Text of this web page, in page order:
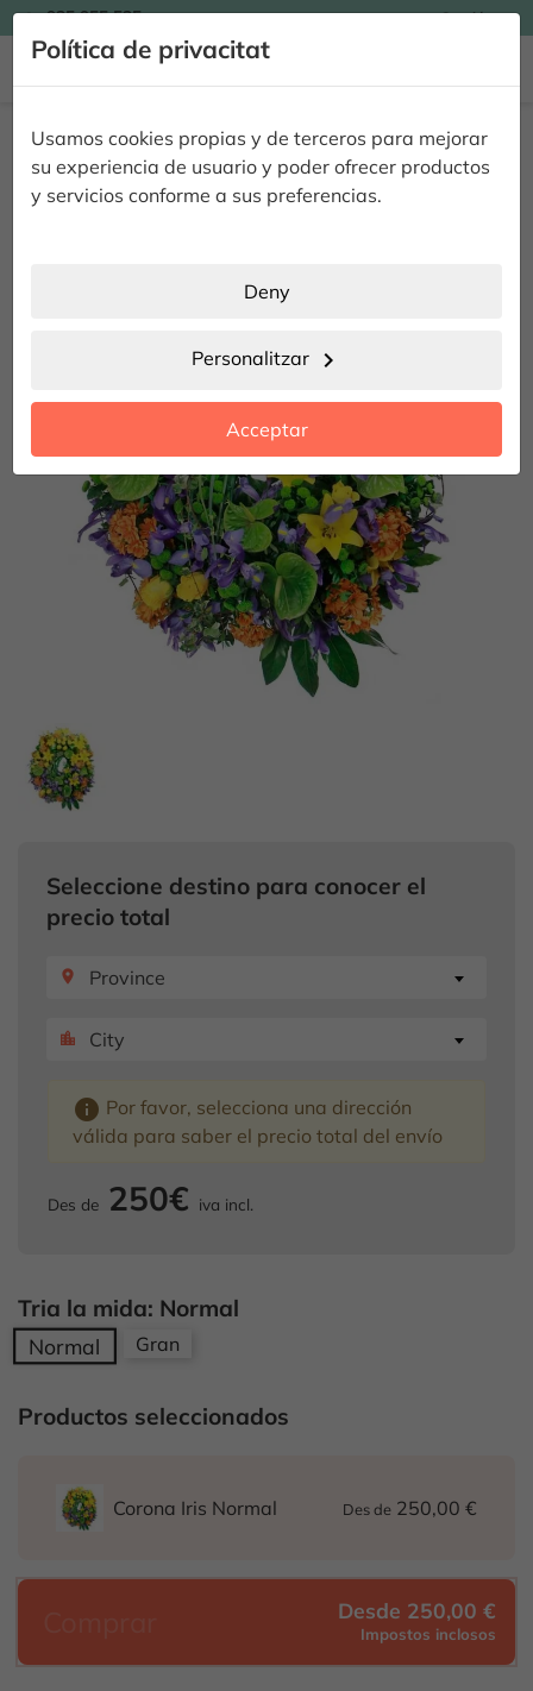
Política de privacitat
Usamos cookies propias y de terceros para mejorar
su experiencia de usuario y poder ofrecer productos
y servicios conforme a sus preferencias.
Deny
Personalitzar chevron_right
Acceptar
935 955 525 Catalán
Corona Iris
Seleccione destino para conocer el
precio total
place Province
location_city City
info Por favor, selecciona una dirección
válida para saber el precio total del envío
Des de 250€ iva incl.
Tria la mida: Normal
Normal Gran
Productos seleccionados
Corona Iris Normal Des de 250,00 €
Desde 250,00 €
Impostos inclosos